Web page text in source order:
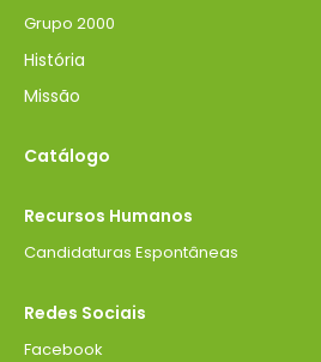
Grupo 2000
História
Missão
Catálogo
Recursos Humanos
Candidaturas Espontâneas
Redes Sociais
Facebook